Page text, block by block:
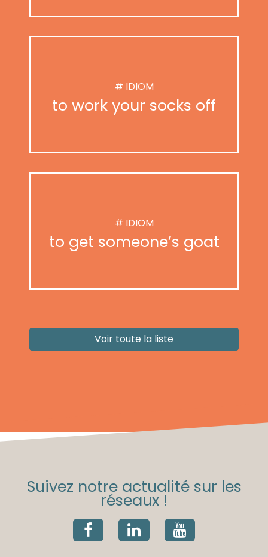
# IDIOM
to work your socks off
# IDIOM
to get someone’s goat
Voir toute la liste
Suivez notre actualité sur les
réseaux !